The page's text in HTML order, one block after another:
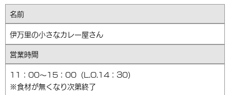
名前
伊万里の小さなカレー屋さん
営業時間
11：00～15：00（L.O.14：30）
※食材が無くなり次第終了